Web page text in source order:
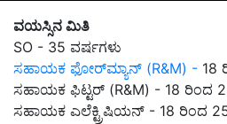
ವಯಸ್ಸಿನ ಮಿತಿ
SO - 35 ವರ್ಷಗಳು
ಸಹಾಯಕ ಫೋರ್‌ಮ್ಯಾನ್ (R&M) - 18
ಸಹಾಯಕ ಫಿಟ್ಟರ್ (R&M) - 18 ರಿಂದ
ಸಹಾಯಕ ಎಲೆಕ್ಟ್ರಿಷಿಯನ್ - 18 ರಿಂದ